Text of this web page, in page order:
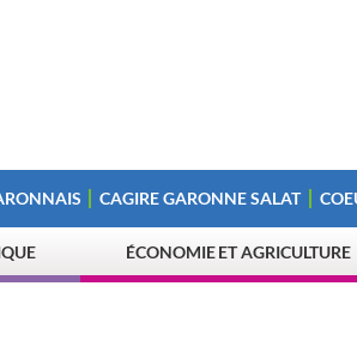
CAGIRE GARONNE SALAT
ÉCONOMIE ET AGRICULTURE